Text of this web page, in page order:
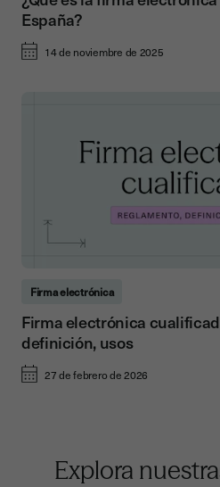
España?
14 de noviembre de 2025
Firma electrónica
Firma electrónica
definición, usos
27 de febrero de 2026
Explora